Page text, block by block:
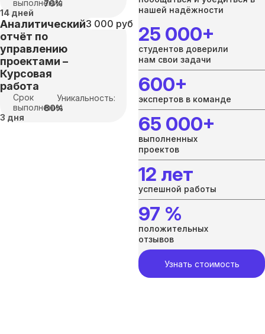
выполнения
14 дней
70%
Аналитический
отчёт по
управлению
проектами –
Курсовая
работа
3 000 руб
Срок
выполнения
3 дня
Уникальность:
80%
нашей надёжности
25 000+
студентов доверили
нам свои задачи
600+
экспертов в команде
65 000+
выполненных
проектов
12 лет
успешной работы
97 %
положительных
отзывов
Узнать стоимость